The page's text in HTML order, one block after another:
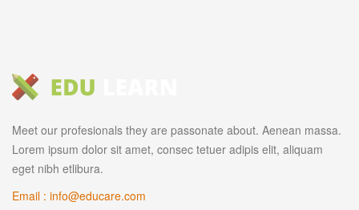
Meet our profesionals they are passonate about. Aenean massa.
Lorem ipsum dolor sit amet, consec tetuer adipis elit, aliquam
eget nibh etlibura.
Email : info@educare.com